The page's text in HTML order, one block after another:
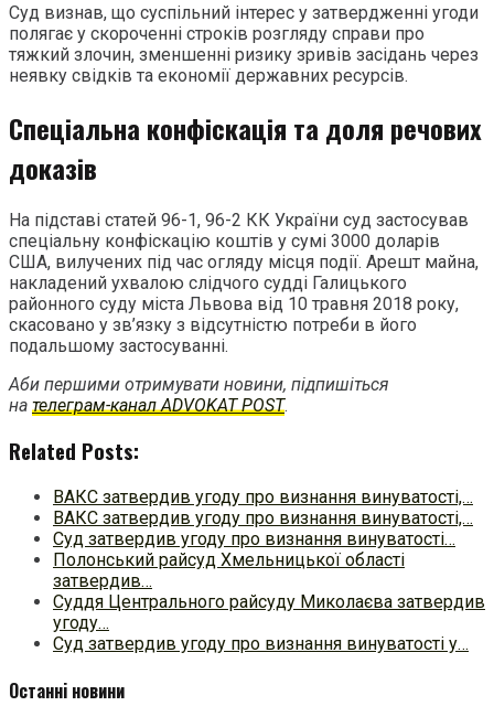
Суд визнав, що суспільний інтерес у затвердженні угоди
полягає у скороченні строків розгляду справи про
тяжкий злочин, зменшенні ризику зривів засідань через
неявку свідків та економії державних ресурсів.
Спеціальна конфіскація та доля речових
доказів
На підставі статей 96-1, 96-2 КК України суд застосував
спеціальну конфіскацію коштів у сумі 3000 доларів
США, вилучених під час огляду місця події. Арешт майна,
накладений ухвалою слідчого судді Галицького
районного суду міста Львова від 10 травня 2018 року,
скасовано у зв’язку з відсутністю потреби в його
подальшому застосуванні.
Аби першими отримувати новини, підпишіться
на телеграм-канал ADVOKAT POST.
Related Posts:
ВАКС затвердив угоду про визнання винуватості,…
ВАКС затвердив угоду про визнання винуватості,…
Суд затвердив угоду про визнання винуватості…
Полонський райсуд Хмельницької області
затвердив…
Суддя Центрального райсуду Миколаєва затвердив
угоду…
Суд затвердив угоду про визнання винуватості у…
Останні новини